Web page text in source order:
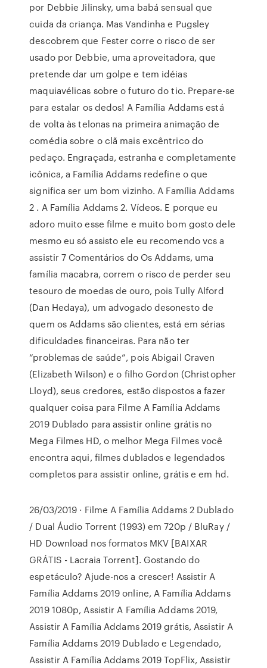
por Debbie Jilinsky, uma babá sensual que
cuida da criança. Mas Vandinha e Pugsley
descobrem que Fester corre o risco de ser
usado por Debbie, uma aproveitadora, que
pretende dar um golpe e tem idéias
maquiavélicas sobre o futuro do tio. Prepare-se
para estalar os dedos! A Família Addams está
de volta às telonas na primeira animação de
comédia sobre o clã mais excêntrico do
pedaço. Engraçada, estranha e completamente
icônica, a Família Addams redefine o que
significa ser um bom vizinho. A Família Addams
2 . A Família Addams 2. Vídeos. E porque eu
adoro muito esse filme e muito bom gosto dele
mesmo eu só assisto ele eu recomendo vcs a
assistir 7 Comentários do Os Addams, uma
família macabra, correm o risco de perder seu
tesouro de moedas de ouro, pois Tully Alford
(Dan Hedaya), um advogado desonesto de
quem os Addams são clientes, está em sérias
dificuldades financeiras. Para não ter
“problemas de saúde”, pois Abigail Craven
(Elizabeth Wilson) e o filho Gordon (Christopher
Lloyd), seus credores, estão dispostos a fazer
qualquer coisa para Filme A Família Addams
2019 Dublado para assistir online grátis no
Mega Filmes HD, o melhor Mega Filmes você
encontra aqui, filmes dublados e legendados
completos para assistir online, grátis e em hd.
26/03/2019 · Filme A Família Addams 2 Dublado
/ Dual Áudio Torrent (1993) em 720p / BluRay /
HD Download nos formatos MKV [BAIXAR
GRÁTIS - Lacraia Torrent]. Gostando do
espetáculo? Ajude-nos a crescer! Assistir A
Família Addams 2019 online, A Família Addams
2019 1080p, Assistir A Família Addams 2019,
Assistir A Família Addams 2019 grátis, Assistir A
Família Addams 2019 Dublado e Legendado,
Assistir A Família Addams 2019 TopFlix, Assistir